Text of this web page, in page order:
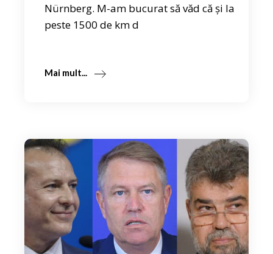
Nürnberg. M-am bucurat să văd că și la
peste 1500 de km d
Mai mult...